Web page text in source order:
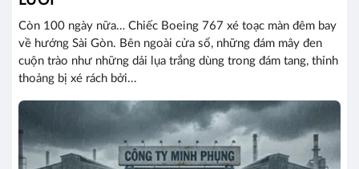
Còn 100 ngày nữa… Chiếc Boeing 767 xé toạc màn đêm bay
về hướng Sài Gòn. Bên ngoài cửa sổ, những đám mây đen
cuộn trào như những dải lụa trắng dùng trong đám tang, thỉnh
thoảng bị xé rách bởi...